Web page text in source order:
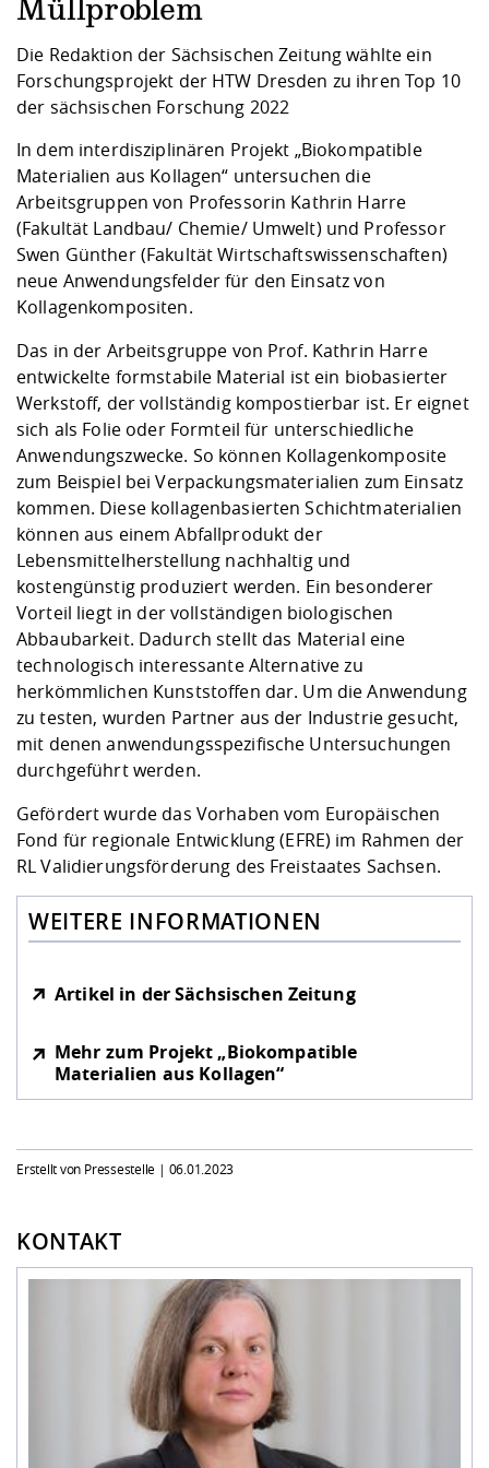
Vorbereitung
Studien- und
und Physik
Digitales Lernen
Fremdsprachen
Jobs, Praktika,
Studieren in
Lebenslagen
Studentenwerk
Angebote der
Arbeit
Career Service
Lehren,
Formulare und
Internationale
Formulare und
FIS -
Prototyping und
Kooperationen
Kontakt &
Klimaschutz &
Förderverein
Gremien und
Landbau/
Maschinenbau
Angebote für
Kontakt und Anfahrt
Qualitätssicherung
Müllproblem
Die Redaktion der Sächsischen Zeitung wählte ein
Forschungsprojekt der HTW Dresden zu ihren Top 10
der sächsischen Forschung 2022
In dem interdisziplinären Projekt „Biokompatible
Materialien aus Kollagen“ untersuchen die
Arbeitsgruppen von Professorin Kathrin Harre
(Fakultät Landbau/ Chemie/ Umwelt) und Professor
Swen Günther (Fakultät Wirtschaftswissenschaften)
neue Anwendungsfelder für den Einsatz von
Kollagenkompositen.
Das in der Arbeitsgruppe von Prof. Kathrin Harre
entwickelte formstabile Material ist ein biobasierter
Werkstoff, der vollständig kompostierbar ist. Er eignet
sich als Folie oder Formteil für unterschiedliche
Anwendungszwecke. So können Kollagenkomposite
zum Beispiel bei Verpackungsmaterialien zum Einsatz
kommen. Diese kollagenbasierten Schichtmaterialien
können aus einem Abfallprodukt der
Lebensmittelherstellung nachhaltig und
kostengünstig produziert werden. Ein besonderer
Vorteil liegt in der vollständigen biologischen
Abbaubarkeit. Dadurch stellt das Material eine
technologisch interessante Alternative zu
herkömmlichen Kunststoffen dar. Um die Anwendung
zu testen, wurden Partner aus der Industrie gesucht,
mit denen anwendungsspezifische Untersuchungen
durchgeführt werden.
Gefördert wurde das Vorhaben vom Europäischen
Fond für regionale Entwicklung (EFRE) im Rahmen der
RL Validierungsförderung des Freistaates Sachsen.
WEITERE INFORMATIONEN
Artikel in der Sächsischen Zeitung
Mehr zum Projekt „Biokompatible
Materialien aus Kollagen“
Erstellt von Pressestelle | 06.01.2023
KONTAKT